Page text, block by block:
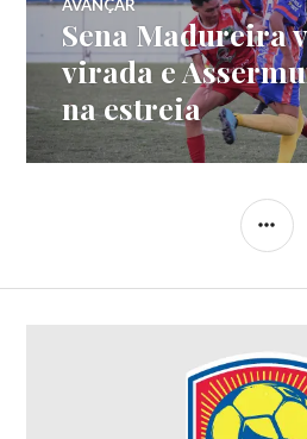
AVANÇAR
Sena Madureira
virada e
na estreia